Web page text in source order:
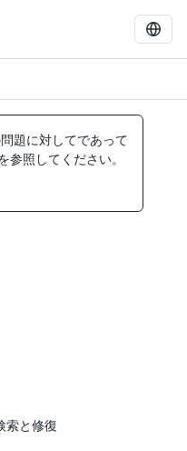
題に対してであって
参照してください。
索と修復